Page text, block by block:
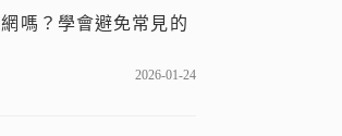
嗎？學會避免常見的
2026-01-24